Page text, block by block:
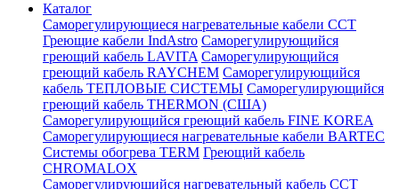
Каталог
Саморегулирующиеся нагревательные кабели ССТ
Греющие кабели IndAstro Саморегулирующийся
греющий кабель LAVITA Саморегулирующийся
греющий кабель RAYCHEM Саморегулирующийся
кабель ТЕПЛОВЫЕ СИСТЕМЫ Саморегулирующийся
греющий кабель THERMON (США)
Саморегулирующийся греющий кабель FINE KOREA
Саморегулирующиеся нагревательные кабели BARTEC
Системы обогрева TERM Греющий кабель
CHROMALOX
Саморегулирующийся нагревательный кабель ССТ